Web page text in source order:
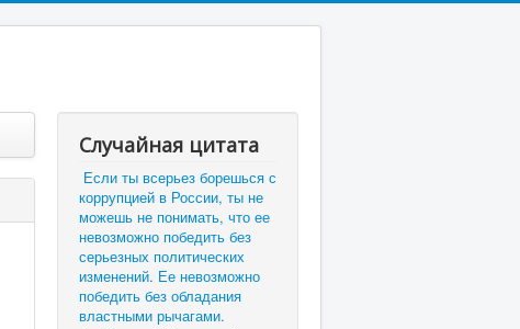
Случайная цитата
Если ты всерьез борешься с
коррупцией в России, ты не
можешь не понимать, что ее
невозможно победить без
серьезных политических
изменений. Ее невозможно
победить без обладания
властными рычагами.